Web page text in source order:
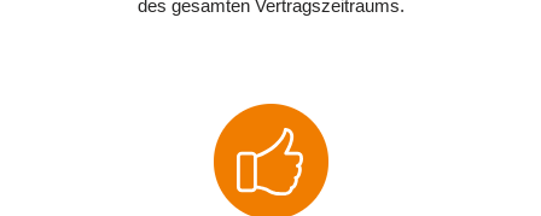
des gesamten Vertragszeitraums.